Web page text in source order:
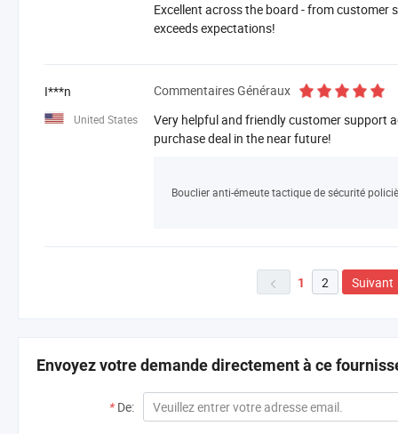
Excellent across the board - from customer
exceeds expectations!
I***n
United States
Commentaires Généraux
Very helpful and friendly customer support
purchase deal in the near future!
Bouclier anti-émeute tactique de sécurité
 1 2 Suivant
Envoyez votre demande directement à ce
* De: